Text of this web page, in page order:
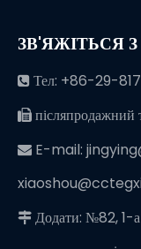
ЗВ'ЯЖІТЬСЯ
 Тел: +86-29-

 E-mail:
 Додати: №82, 1-а